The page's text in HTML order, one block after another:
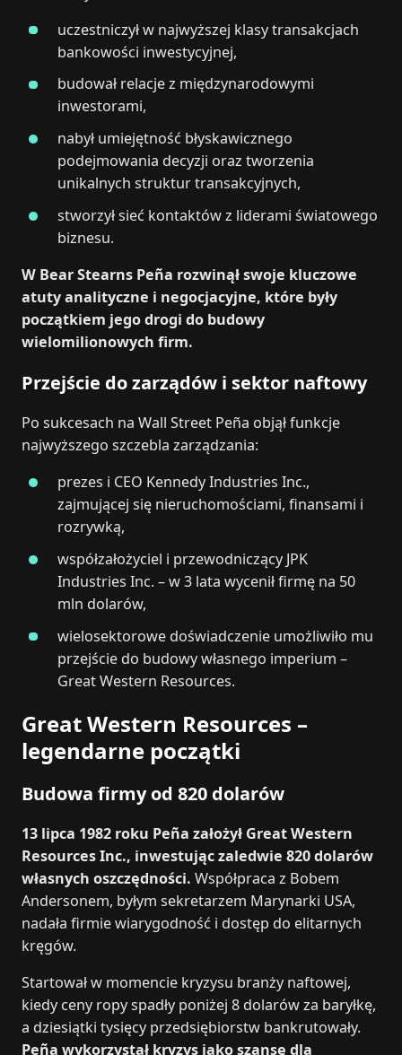
uczestniczył w najwyższej klasy transakcjach
bankowości inwestycyjnej,
budował relacje z międzynarodowymi
inwestorami,
nabył umiejętność błyskawicznego
podejmowania decyzji oraz tworzenia
unikalnych struktur transakcyjnych,
stworzył sieć kontaktów z liderami światowego
biznesu.
W Bear Stearns Peña rozwinął swoje kluczowe
atuty analityczne i negocjacyjne, które były
początkiem jego drogi do budowy
wielomilionowych firm.
Przejście do zarządów i sektor naftowy
Po sukcesach na Wall Street Peña objął funkcje
najwyższego szczebla zarządzania:
prezes i CEO Kennedy Industries Inc.,
zajmującej się nieruchomościami, finansami i
rozrywką,
współzałożyciel i przewodniczący JPK
Industries Inc. – w 3 lata wycenił firmę na 50
mln dolarów,
wielosektorowe doświadczenie umożliwiło mu
przejście do budowy własnego imperium –
Great Western Resources.
Great Western Resources –
legendarne początki
Budowa firmy od 820 dolarów
13 lipca 1982 roku Peña założył Great Western
Resources Inc., inwestując zaledwie 820 dolarów
własnych oszczędności. Współpraca z Bobem
Andersonem, byłym sekretarzem Marynarki USA,
nadała firmie wiarygodność i dostęp do elitarnych
kręgów.
Startował w momencie kryzysu branży naftowej,
kiedy ceny ropy spadły poniżej 8 dolarów za baryłkę,
a dziesiątki tysięcy przedsiębiorstw bankrutowały.
Peña wykorzystał kryzys jako szansę dla